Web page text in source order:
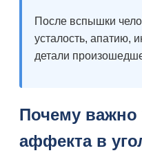
После вспышки
усталость, апатию,
детали
Почему важно
аффекта в